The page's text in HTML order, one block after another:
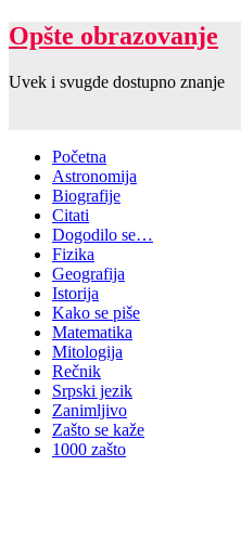
Opšte obrazovanje
Uvek i svugde dostupno znanje
Početna
Astronomija
Biografije
Citati
Dogodilo se…
Fizika
Geografija
Istorija
Kako se piše
Matematika
Mitologija
Rečnik
Srpski jezik
Zanimljivo
Zašto se kaže
1000 zašto